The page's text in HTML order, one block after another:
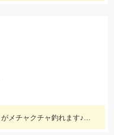
仕掛けは『船長直伝逆ダン仕掛け』がメチャクチャ釣れます♪詳しくはブログをご覧ください‼